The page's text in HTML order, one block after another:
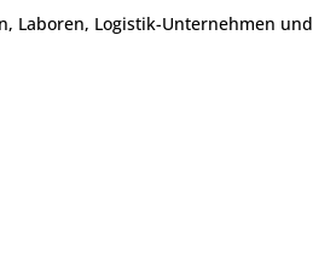
Laboren, Logistik-Unternehmen und